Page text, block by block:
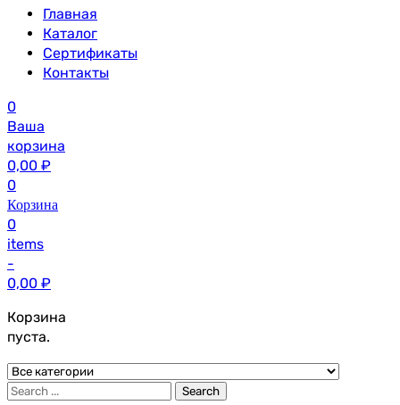
Главная
Каталог
Сертификаты
Контакты
0
Ваша
корзина
0,00 ₽
0
Корзина
0
items
-
0,00 ₽
Корзина
пуста.
Search